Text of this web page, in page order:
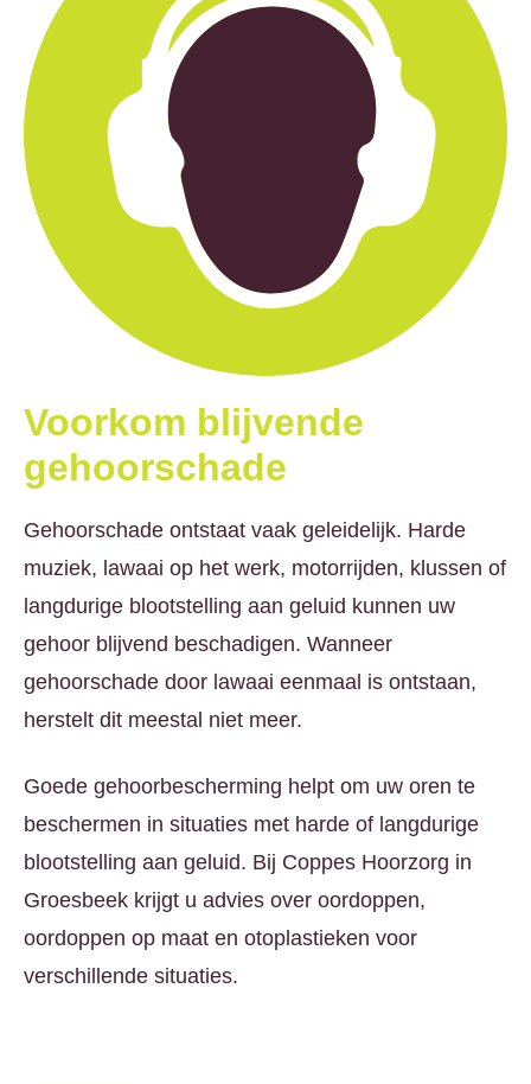
Voorkom blijvende
gehoorschade
Gehoorschade ontstaat vaak geleidelijk. Harde
muziek, lawaai op het werk, motorrijden, klussen of
langdurige blootstelling aan geluid kunnen uw
gehoor blijvend beschadigen. Wanneer
gehoorschade door lawaai eenmaal is ontstaan,
herstelt dit meestal niet meer.
Goede gehoorbescherming helpt om uw oren te
beschermen in situaties met harde of langdurige
blootstelling aan geluid. Bij Coppes Hoorzorg in
Groesbeek krijgt u advies over oordoppen,
oordoppen op maat en otoplastieken voor
verschillende situaties.